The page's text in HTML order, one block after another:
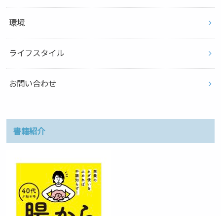
環境
ライフスタイル
お問い合わせ
書籍紹介